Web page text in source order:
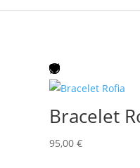
Bracelet
95,00 €